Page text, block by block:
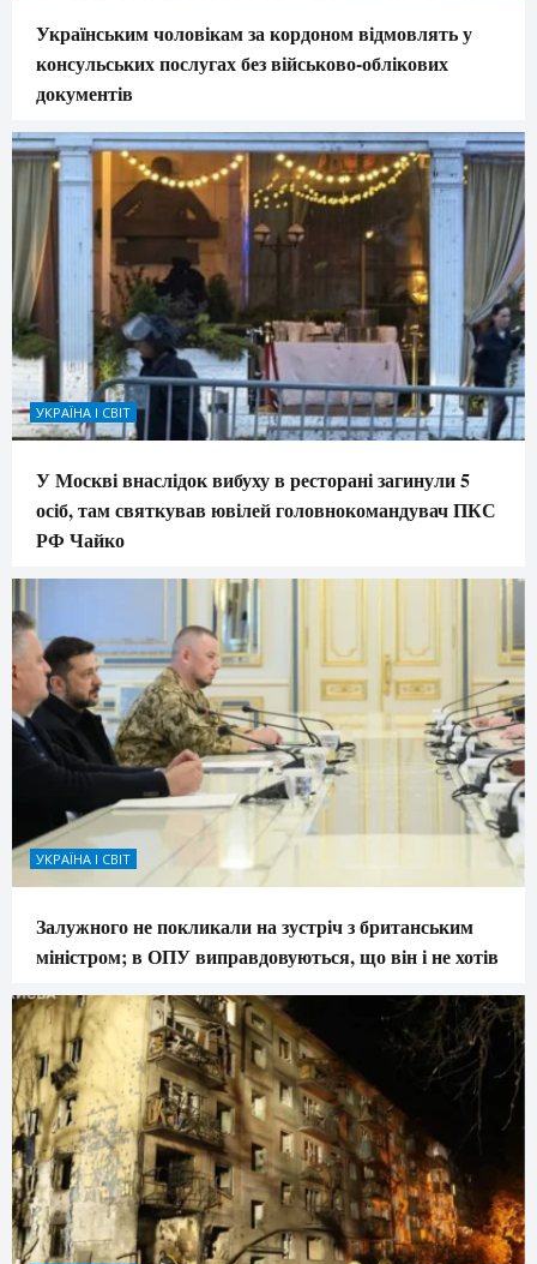
Українським чоловікам за кордоном відмовлять у
консульських послугах без військово-облікових
документів
УКРАЇНА І СВІТ
У Москві внаслідок вибуху в ресторані загинули 5
осіб, там святкував ювілей головнокомандувач ПКС
РФ Чайко
УКРАЇНА І СВІТ
Залужного не покликали на зустріч з британським
міністром; в ОПУ виправдовуються, що він і не хотів